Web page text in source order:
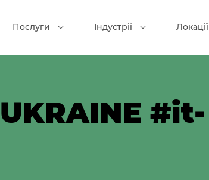
Послуги Індустрії Локації
#it-